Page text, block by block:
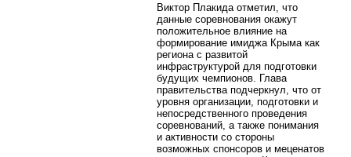
Виктор Плакида отметил, что
данные соревнования окажут
положительное влияние на
формирование имиджа Крыма как
региона с развитой
инфраструктурой для подготовки
будущих чемпионов. Глава
правительства подчеркнул, что от
уровня организации, подготовки и
непосредственного проведения
соревнований, а также понимания
и активности со стороны
возможных спонсоров и меценатов